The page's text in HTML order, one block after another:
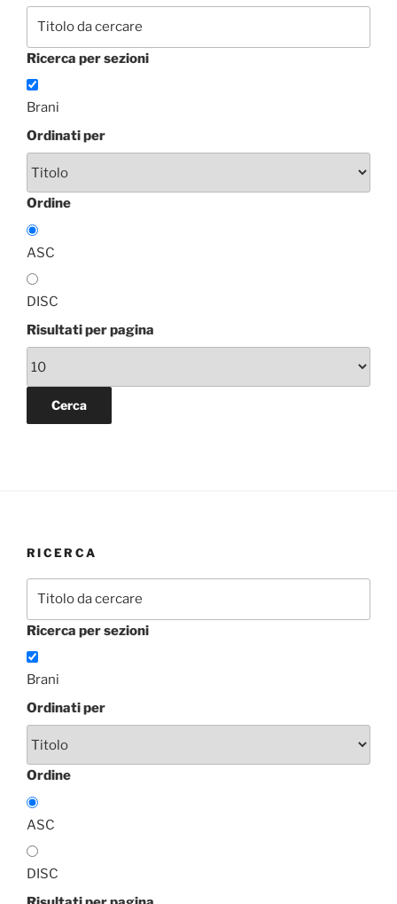
Ricerca per sezioni
Brani
Ordinati per
Ordine
ASC
DISC
Risultati per pagina
RICERCA
Ricerca per sezioni
Brani
Ordinati per
Ordine
ASC
DISC